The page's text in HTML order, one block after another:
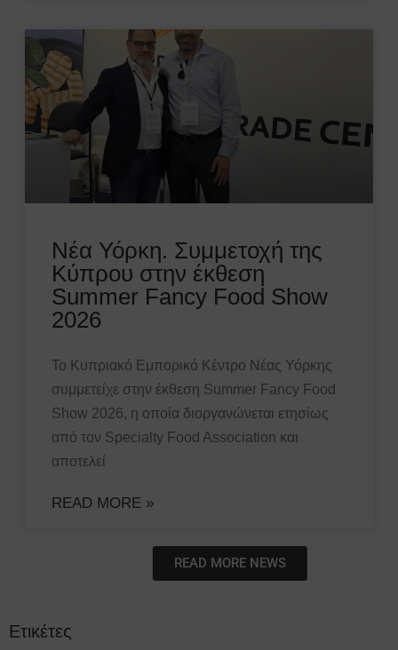
Νέα Υόρκη. Συμμετοχή της
Κύπρου στην έκθεση
Summer Fancy Food Show
2026
Το Κυπριακό Εμπορικό Κέντρο Νέας Υόρκης
συμμετείχε στην έκθεση Summer Fancy Food
Show 2026, η οποία διοργανώνεται ετησίως
από τον Specialty Food Association και
αποτελεί
READ MORE »
READ MORE NEWS
Ετικέτες